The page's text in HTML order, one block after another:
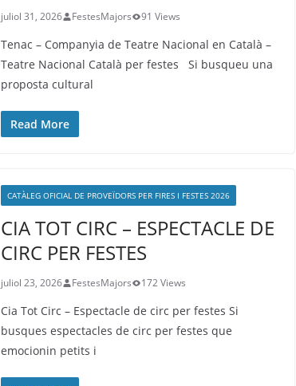
juliol 31, 2026 FestesMajors 91 Views
Tenac – Companyia de Teatre Nacional en Català –
Teatre Nacional Català per festes Si busqueu una
proposta cultural
Read More
CATÀLEG OFICIAL DE PROVEÏDORS PER FIRES I FESTES 2026
CIA TOT CIRC – ESPECTACLE DE
CIRC PER FESTES
juliol 23, 2026 FestesMajors 172 Views
Cia Tot Circ – Espectacle de circ per festes Si
busques espectacles de circ per festes que
emocionin petits i